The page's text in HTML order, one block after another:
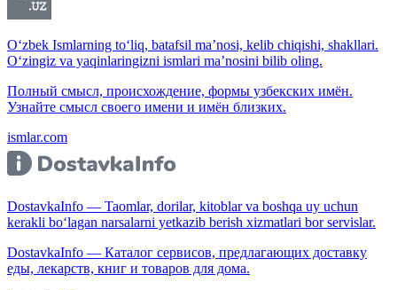
O‘zbek Ismlarning to‘liq, batafsil ma’nosi, kelib chiqishi, shakllari.
O‘zingiz va yaqinlaringizni ismlari ma’nosini bilib oling.
Полный смысл, происхождение, формы узбекских имён.
Узнайте смысл своего имени и имён близких.
ismlar.com
DostavkaInfo — Taomlar, dorilar, kitoblar va boshqa uy uchun
kerakli bo‘lagan narsalarni yetkazib berish xizmatlari bor servislar.
DostavkaInfo — Каталог сервисов, предлагающих доставку
еды, лекарств, книг и товаров для дома.